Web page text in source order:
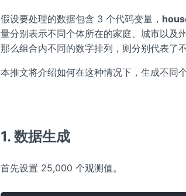
假设要处理的数据包含 3 个代码变量，
量分别表示不同个体所在的家庭、城市以及
那么组合内不同的数字排列，则分别代表了
本推文将介绍如何在这种情况下，生成不同
1. 数据生成
首先设置 25,000 个观测值。